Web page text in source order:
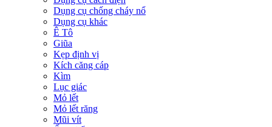
Dụng cụ chống cháy nổ
Dụng cụ khác
Ê Tô
Giũa
Kẹp định vị
Kích căng cáp
Kìm
Lục giác
Mỏ lết
Mỏ lết răng
Mũi vít